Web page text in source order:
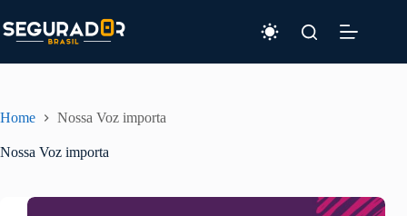
para
o
Home Nossa Voz importa
Nossa Voz importa